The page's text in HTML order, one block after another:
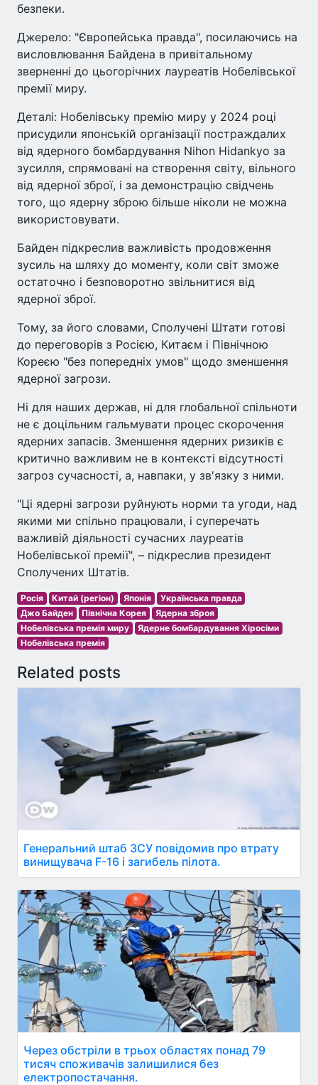
безпеки.
Джерело: "Європейська правда", посилаючись на
висловлювання Байдена в привітальному
зверненні до цьогорічних лауреатів Нобелівської
премії миру.
Деталі: Нобелівську премію миру у 2024 році
присудили японській організації постраждалих
від ядерного бомбардування Nihon Hidankyo за
зусилля, спрямовані на створення світу, вільного
від ядерної зброї, і за демонстрацію свідчень
того, що ядерну зброю більше ніколи не можна
використовувати.
Байден підкреслив важливість продовження
зусиль на шляху до моменту, коли світ зможе
остаточно і безповоротно звільнитися від
ядерної зброї.
Тому, за його словами, Сполучені Штати готові
до переговорів з Росією, Китаєм і Північною
Кореєю "без попередніх умов" щодо зменшення
ядерної загрози.
Ні для наших держав, ні для глобальної спільноти
не є доцільним гальмувати процес скорочення
ядерних запасів. Зменшення ядерних ризиків є
критично важливим не в контексті відсутності
загроз сучасності, а, навпаки, у зв'язку з ними.
"Ці ядерні загрози руйнують норми та угоди, над
якими ми спільно працювали, і суперечать
важливій діяльності сучасних лауреатів
Нобелівської премії", – підкреслив президент
Сполучених Штатів.
Росія Китай (регіон) Японія
Українська правда
Джо Байден
Північна Корея
Ядерна зброя
Нобелівська премія миру
Ядерне бомбардування Хіросіми
Нобелівська премія
Related posts
Генеральний штаб ЗСУ повідомив про втрату
винищувача F-16 і загибель пілота.
Через обстріли в трьох областях понад 79
тисяч споживачів залишилися без
електропостачання.